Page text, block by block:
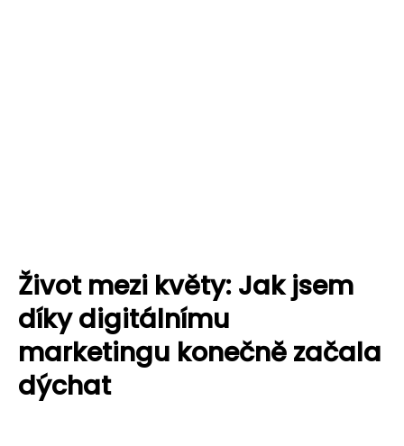
Život mezi květy: Jak jsem
díky digitálnímu
marketingu konečně začala
dýchat